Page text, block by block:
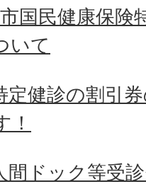
国民健康保険
いて
定健診の割引
！
間ドック等受